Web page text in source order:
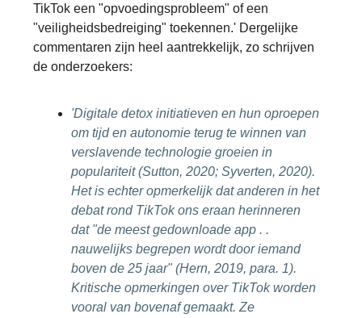
TikTok een "opvoedingsprobleem" of een
"veiligheidsbedreiging" toekennen.' Dergelijke
commentaren zijn heel aantrekkelijk, zo schrijven
de onderzoekers:
'Digitale detox initiatieven en hun oproepen
om tijd en autonomie terug te winnen van
verslavende technologie groeien in
populariteit (Sutton, 2020; Syverten, 2020).
Het is echter opmerkelijk dat anderen in het
debat rond TikTok ons eraan herinneren
dat "de meest gedownloade app . .
nauwelijks begrepen wordt door iemand
boven de 25 jaar" (Hern, 2019, para. 1).
Kritische opmerkingen over TikTok worden
vooral van bovenaf gemaakt. Ze